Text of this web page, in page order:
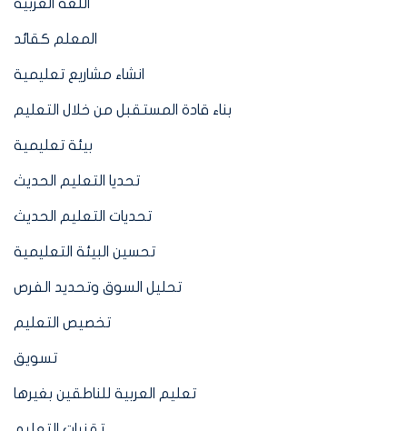
اللغة العربية
المعلم كقائد
انشاء مشاريع تعليمية
بناء قادة المستقبل من خلال التعليم
بيئة تعليمية
تحديا التعليم الحديث
تحديات التعليم الحديث
تحسين البيئة التعليمية
تحليل السوق وتحديد الفرص
تخصيص التعليم
تسويق
تعليم العربية للناطقين بغيرها